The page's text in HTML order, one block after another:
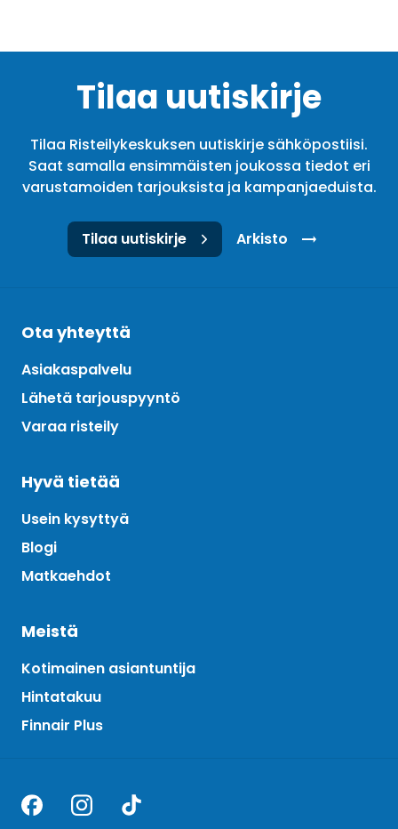
Tilaa uutiskirje
Tilaa Risteilykeskuksen uutiskirje sähköpostiisi.
Saat samalla ensimmäisten joukossa tiedot eri
varustamoiden tarjouksista ja kampanjaeduista.
Tilaa uutiskirje Arkisto
Ota yhteyttä
Asiakaspalvelu
Lähetä tarjouspyyntö
Varaa risteily
Hyvä tietää
Usein kysyttyä
Blogi
Matkaehdot
Meistä
Kotimainen asiantuntija
Hintatakuu
Finnair Plus